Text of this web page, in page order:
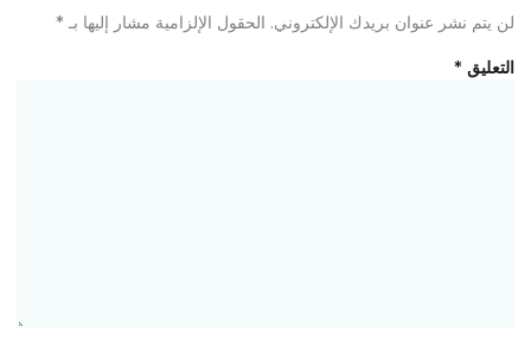
لن يتم نشر عنوان بريدك الإلكتروني. الحقول الإلزامية مشار إليها بـ *
التعليق *